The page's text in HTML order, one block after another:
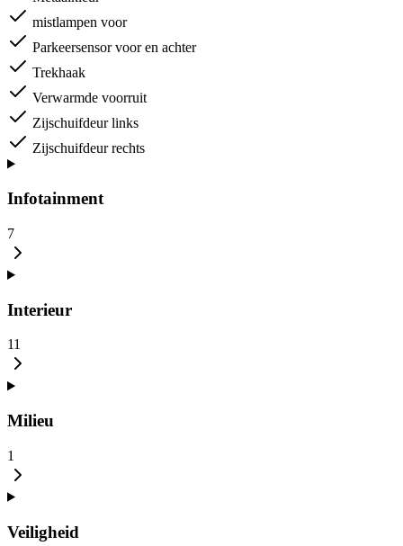
mistlampen voor
Parkeersensor voor en achter
Trekhaak
Verwarmde voorruit
Zijschuifdeur links
Zijschuifdeur rechts
Infotainment
7
Interieur
11
Milieu
1
Veiligheid